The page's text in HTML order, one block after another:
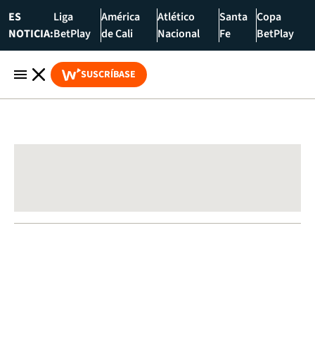
ES
NOTICIA:
Liga
BetPlay
América
de Cali
Atlético
Nacional
Santa
Fe
Copa
BetPlay
SUSCRÍBASE